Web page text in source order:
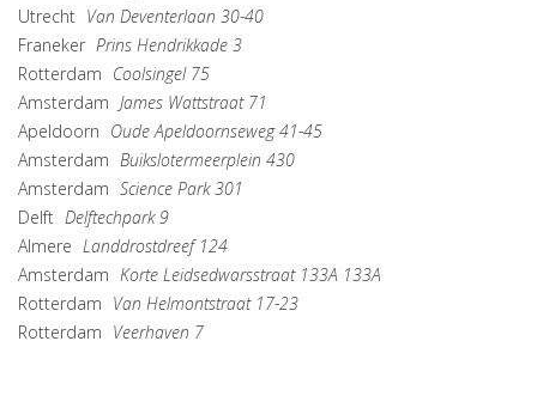
Utrecht Van Deventerlaan 30-40
Franeker Prins Hendrikkade 3
Rotterdam Coolsingel 75
Amsterdam James Wattstraat 71
Apeldoorn Oude Apeldoornseweg 41-45
Amsterdam Buikslotermeerplein 430
Amsterdam Science Park 301
Delft Delftechpark 9
Almere Landdrostdreef 124
Amsterdam Korte Leidsedwarsstraat 133A 133A
Rotterdam Van Helmontstraat 17-23
Rotterdam Veerhaven 7